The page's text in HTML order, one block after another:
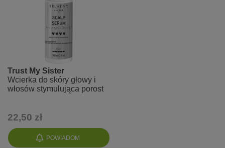
POWIADOM
Trust My Sister
Wcierka do skóry głowy i
włosów stymulująca porost
22,50 zł